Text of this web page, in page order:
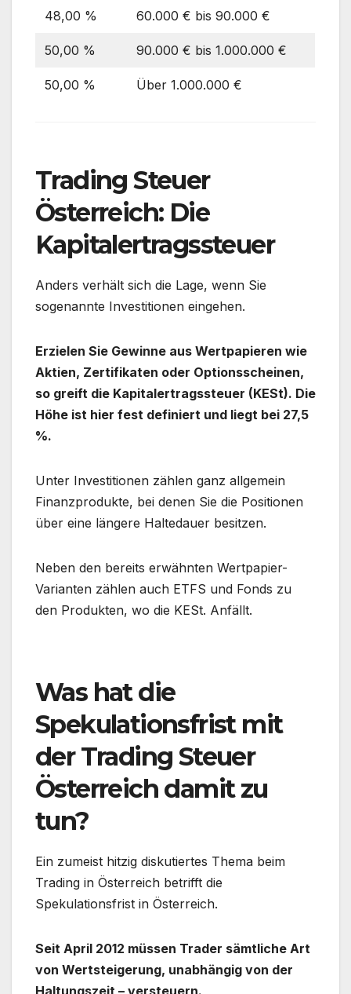
48,00 % 60.000 € bis 90.000 €
50,00 % 90.000 € bis 1.000.000 €
50,00 % Über 1.000.000 €
Trading Steuer
Österreich: Die
Kapitalertragssteuer
Anders verhält sich die Lage, wenn Sie
sogenannte Investitionen eingehen.
Erzielen Sie Gewinne aus Wertpapieren wie
Aktien, Zertifikaten oder Optionsscheinen,
so greift die Kapitalertragssteuer (KESt). Die
Höhe ist hier fest definiert und liegt bei 27,5
%.
Unter Investitionen zählen ganz allgemein
Finanzprodukte, bei denen Sie die Positionen
über eine längere Haltedauer besitzen.
Neben den bereits erwähnten Wertpapier-
Varianten zählen auch ETFS und Fonds zu
den Produkten, wo die KESt. Anfällt.
Was hat die
Spekulationsfrist mit
der Trading Steuer
Österreich damit zu
tun?
Ein zumeist hitzig diskutiertes Thema beim
Trading in Österreich betrifft die
Spekulationsfrist in Österreich.
Seit April 2012 müssen Trader sämtliche Art
von Wertsteigerung, unabhängig von der
Haltungszeit – versteuern.